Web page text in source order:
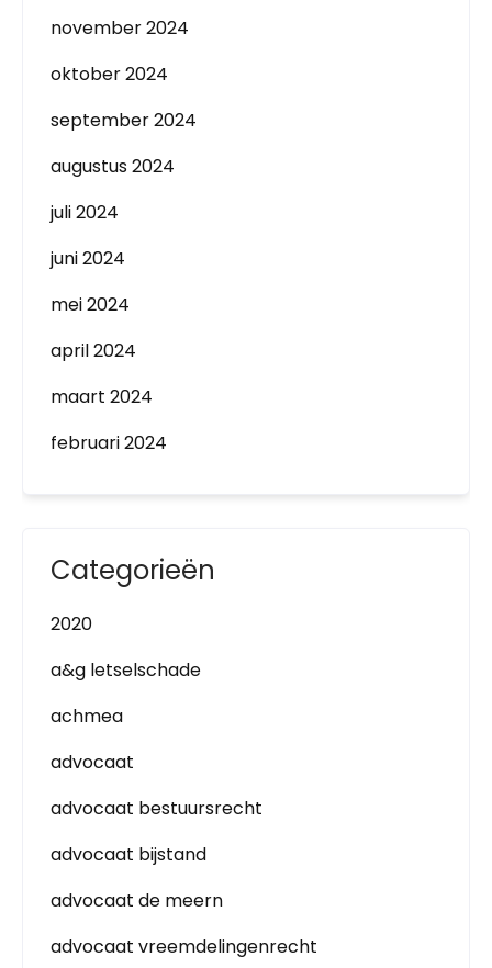
november 2024
oktober 2024
september 2024
augustus 2024
juli 2024
juni 2024
mei 2024
april 2024
maart 2024
februari 2024
Categorieën
2020
a&g letselschade
achmea
advocaat
advocaat bestuursrecht
advocaat bijstand
advocaat de meern
advocaat vreemdelingenrecht